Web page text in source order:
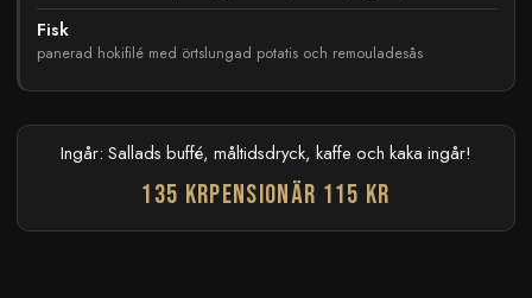
Fisk
panerad hokifilé med örtslungad potatis och remouladesås
Ingår: Sallads buffé, måltidsdryck, kaffe och kaka ingår!
135 krPensionär 115 kr